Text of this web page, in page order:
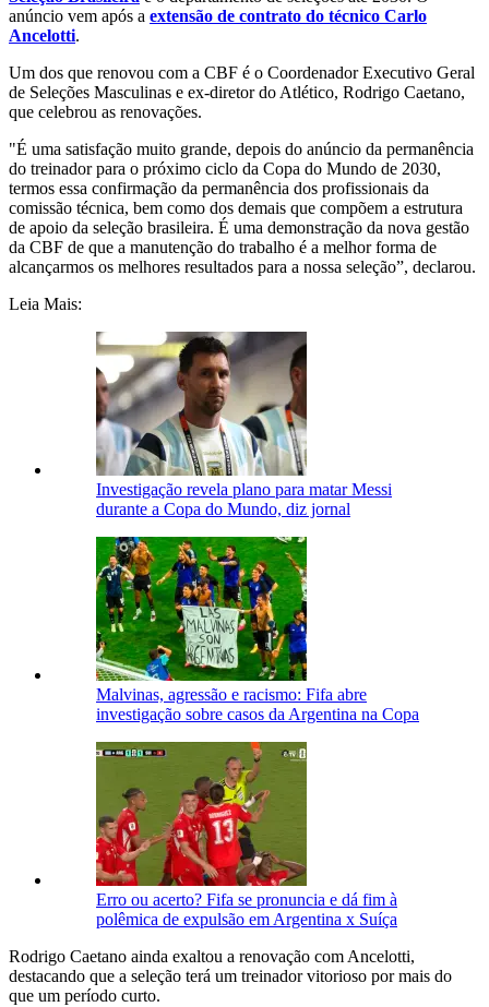
anúncio vem após a extensão de contrato do técnico Carlo
Ancelotti.
Um dos que renovou com a CBF é o Coordenador Executivo Geral
de Seleções Masculinas e ex-diretor do Atlético, Rodrigo Caetano,
que celebrou as renovações.
"É uma satisfação muito grande, depois do anúncio da permanência
do treinador para o próximo ciclo da Copa do Mundo de 2030,
termos essa confirmação da permanência dos profissionais da
comissão técnica, bem como dos demais que compõem a estrutura
de apoio da seleção brasileira. É uma demonstração da nova gestão
da CBF de que a manutenção do trabalho é a melhor forma de
alcançarmos os melhores resultados para a nossa seleção”, declarou.
Leia Mais:
Investigação revela plano para matar Messi
durante a Copa do Mundo, diz jornal
Malvinas, agressão e racismo: Fifa abre
investigação sobre casos da Argentina na Copa
Erro ou acerto? Fifa se pronuncia e dá fim à
polêmica de expulsão em Argentina x Suíça
Rodrigo Caetano ainda exaltou a renovação com Ancelotti,
destacando que a seleção terá um treinador vitorioso por mais do
que um período curto.